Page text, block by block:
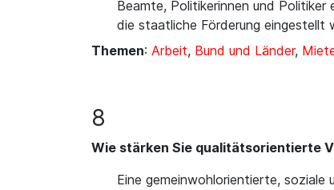
Beamte, Politikerinnen und
die staatliche Förderung eingestellt
Themen: Arbeit, Bund und Länder,
8
Wie stärken Sie qualitätsorientierte
Eine gemeinwohlorientierte,